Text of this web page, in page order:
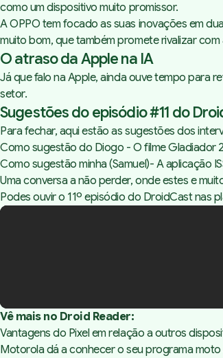
como um dispositivo muito promissor.
A OPPO tem focado as suas inovações em
muito bom, que também promete rivalizar
O atraso da Apple na IA
Já que falo na Apple, ainda ouve tempo para
setor.
Sugestões do episódio #11 do
Para fechar, aqui estão as sugestões dos
Como sugestão do Diogo - O filmeGladiador
Como sugestão minha (Samuel)- A aplicação
Uma conversa a não perder, onde estes e
Podes ouvir o 11º episódio do DroidCast nas
Vê mais no Droid Reader:
Vantagens do Pixel em relação a outros
Motorola dá a conhecer o seu programa moto